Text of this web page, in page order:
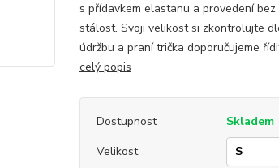
s přídavkem elastanu a provedení
stálost. Svoji velikost si zkontrolujte
údržbu a praní trička doporučujeme
celý popis
Dostupnost
Skladem
Velikost